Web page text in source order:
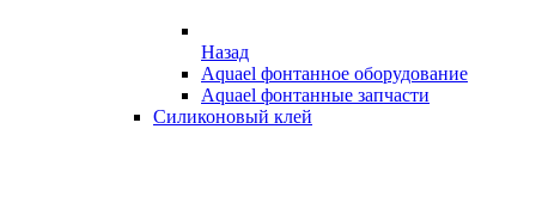
Назад
Aquael фонтанное оборудование
Aquael фонтанные запчасти
Силиконовый клей